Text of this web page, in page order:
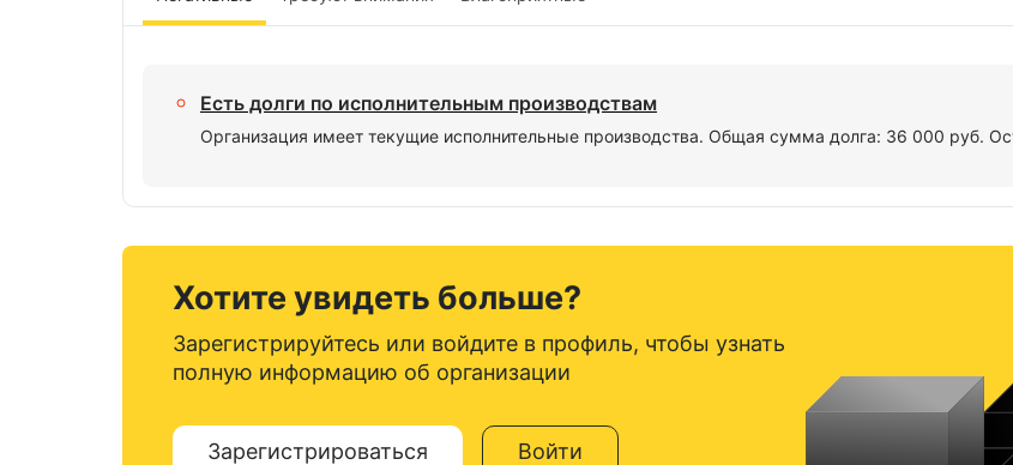
Есть долги по исполнительным производствам
Организация имеет текущие исполнительные производства. Общая сумма долга: 36 000 руб.
Хотите увидеть больше?
Зарегистрируйтесь или войдите в профиль, чтобы узнать
полную информацию об организации
Зарегистрироваться Войти